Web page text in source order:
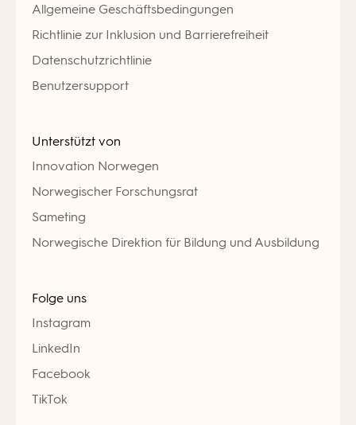
Allgemeine Geschäftsbedingungen
Richtlinie zur Inklusion und Barrierefreiheit
Datenschutzrichtlinie
Benutzersupport
Unterstützt von
Innovation Norwegen
Norwegischer Forschungsrat
Sameting
Norwegische Direktion für Bildung und Ausbildung
Folge uns
Instagram
LinkedIn
Facebook
TikTok